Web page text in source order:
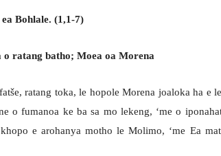
Bohlale. (1,1-7)
o ratang batho; Moea oa Morena
ratang toka, le hopole Morena joaloka ha e
o fumanoa ke ba sa mo lekeng, ‘me o
e arohanya motho le Molimo, ‘me Ea